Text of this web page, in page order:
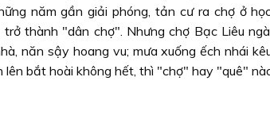
năm gần giải phóng, tản cư ra chợ ở
trở thành "dân chợ". Nhưng chợ Bạc Liêu
năn sậy hoang vu; mưa xuống ếch nhái
lên bắt hoài không hết, thì "chợ" hay "quê"